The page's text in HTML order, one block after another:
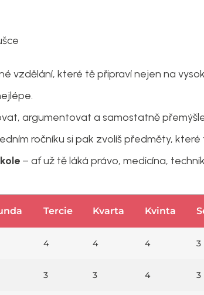
vzdělání, které tě připraví nejen na
argumentovat a samostatně
ročníku si pak zvolíš předměty,
– ať už tě láká právo, medicína,
Tercie Kvarta Kvinta
4 4 4 3
3 3 4 3